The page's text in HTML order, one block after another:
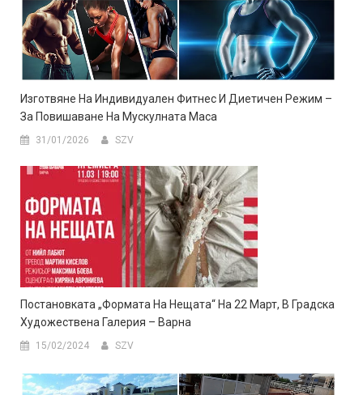
Изготвяне На Индивидуален Фитнес И Диетичен Режим –
За Повишаване На Мускулната Маса
31/01/2026 SZV
Постановката „Формата На Нещата“ На 22 Март, В Градска
Художествена Галерия – Варна
15/02/2024 SZV